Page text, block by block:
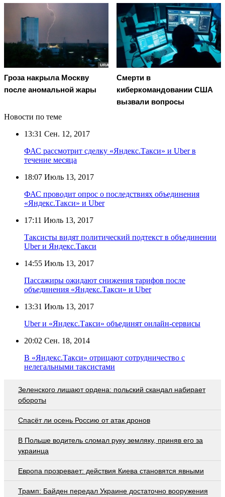
Гроза накрыла Москву
после аномальной жары
Смерти в
киберкомандовании США
вызвали вопросы
Новости по теме
13:31 Сен. 12, 2017
ФАС рассмотрит сделку «Яндекс.Такси» и Uber в
течение месяца
18:07 Июль 13, 2017
ФАС проводит опрос о последствиях объединения
«Яндекс.Такси» и Uber
17:11 Июль 13, 2017
Таксисты видят политический подтекст в объединении
Uber и Яндекс.Такси
14:55 Июль 13, 2017
Пассажиры ожидают снижения тарифов после
объединения «Яндекс.Такси» и Uber
13:31 Июль 13, 2017
Uber и «Яндекс.Такси» объединят онлайн-сервисы
20:02 Сен. 18, 2014
В «Яндекс.Такси» отрицают сотрудничество с
нелегальными таксистами
Зеленского лишают ордена: польский скандал набирает
обороты
Спасёт ли осень Россию от атак дронов
В Польше водитель сломал руку земляку, приняв его за
украинца
Европа прозревает: действия Киева становятся явными
Трамп: Байден передал Украине достаточно вооружения